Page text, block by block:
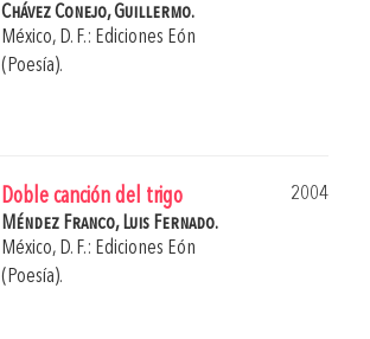
Chávez Conejo, Guillermo.
México, D. F.: Ediciones Eón
(Poesía).
Doble canción del trigo
2004
Méndez Franco, Luis Fernado.
México, D. F.: Ediciones Eón
(Poesía).